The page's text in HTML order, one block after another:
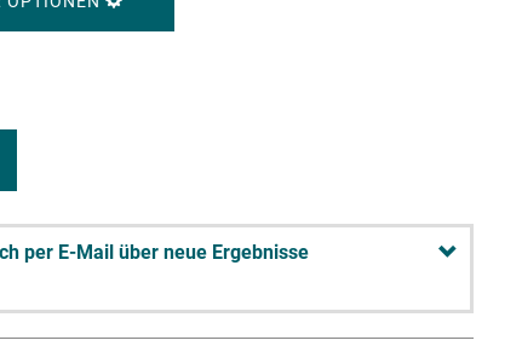
per E-Mail über neue Ergebnisse